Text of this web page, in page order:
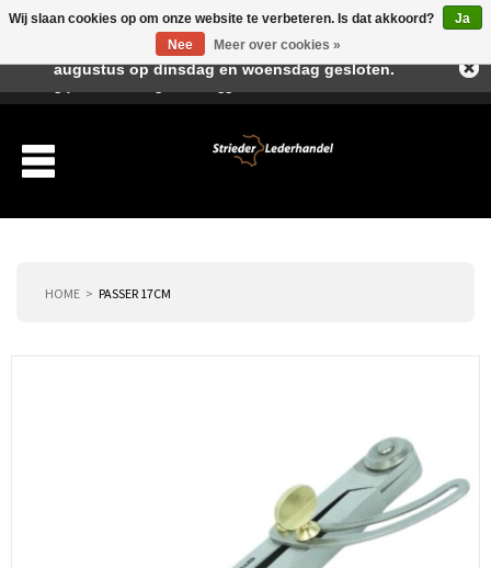
HOME PASSER 17CM
Wij slaan cookies op om onze website te verbeteren. Is dat akkoord?
Ja
Nee
Meer over cookies »
Beste klant, I.v.m. de vakantieperiode zijn wij in juli en
augustus op dinsdag en woensdag gesloten.